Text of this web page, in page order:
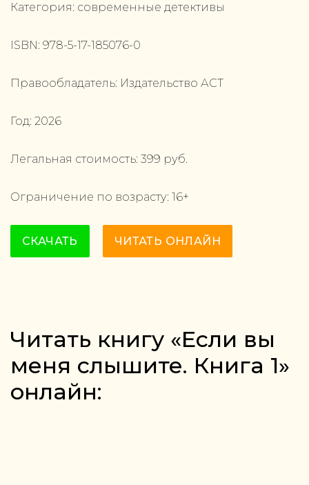
Категория: современные детективы
ISBN: 978-5-17-185076-0
Правообладатель: Издательство АСТ
Год: 2026
Легальная стоимость: 399 руб.
Ограничение по возрасту: 16+
СКАЧАТЬ ЧИТАТЬ ОНЛАЙН
Читать книгу «Если вы
меня слышите. Книга 1»
онлайн: